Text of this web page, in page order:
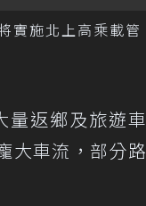
實施北上高乘載管
量返鄉及旅遊車
大車流，部分路